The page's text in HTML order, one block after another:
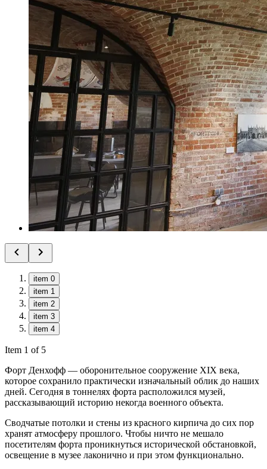
item 0
item 1
item 2
item 3
item 4
Item 1 of 5
Форт Денхофф — оборонительное сооружение XIX века,
которое сохранило практически изначальный облик до наших
дней. Сегодня в тоннелях форта расположился музей,
рассказывающий историю некогда военного объекта.
Сводчатые потолки и стены из красного кирпича до сих пор
хранят атмосферу прошлого. Чтобы ничто не мешало
посетителям форта проникнуться исторической обстановкой,
освещение в музее лаконично и при этом функционально.